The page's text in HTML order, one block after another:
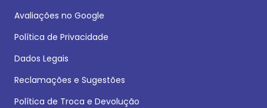
Avaliações no Google
Política de Privacidade
Dados Legais
Reclamações e Sugestões
Política de Troca e Devolução